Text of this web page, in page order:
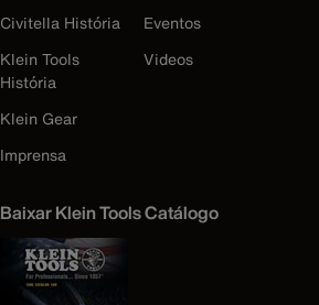
Civitella História
Klein Tools
História
Klein Gear
Imprensa
Eventos
Videos
Baixar Klein Tools Catálogo